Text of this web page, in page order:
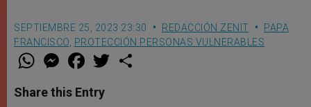
SEPTIEMBRE 25, 2023 23:30 REDACCIÓN ZENIT
PAPA
FRANCISCO
PROTECCIÓN PERSONAS VULNERABLES
W
t
s
M
e
s
e
F
a
e
b
w
Share this Entry